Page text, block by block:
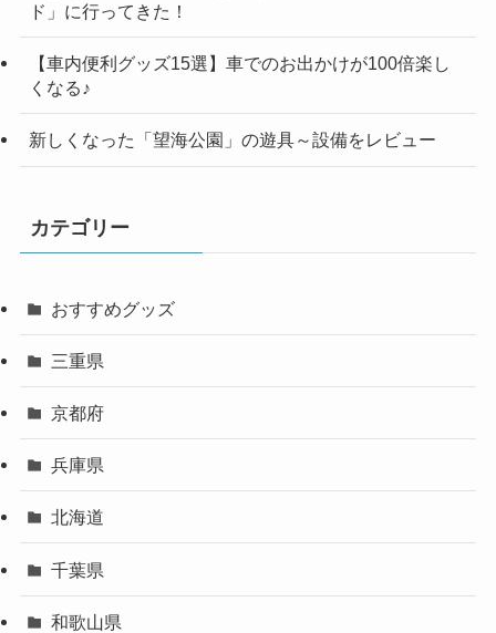
ド」に行ってきた！
【車内便利グッズ15選】車でのお出かけが100倍楽し
くなる♪
新しくなった「望海公園」の遊具～設備をレビュー
カテゴリー
おすすめグッズ
三重県
京都府
兵庫県
北海道
千葉県
和歌山県